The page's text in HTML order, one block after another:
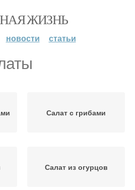
ЖИЗНЬ
новости статьи
Салат с грибами
Салат из огурцов